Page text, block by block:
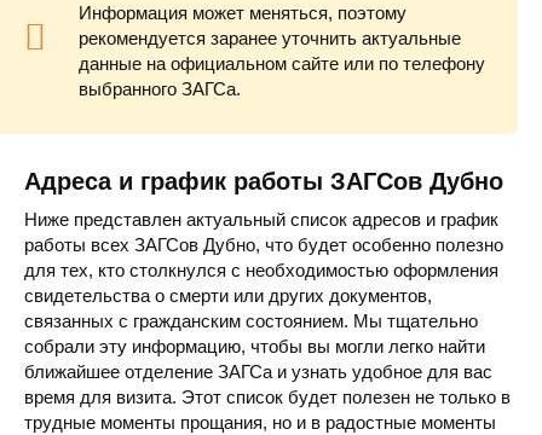
Информация может меняться, поэтому
рекомендуется заранее уточнить актуальные
данные на официальном сайте или по телефону
выбранного ЗАГСа.
Адреса и график работы ЗАГСов Дубно
Ниже представлен актуальный список адресов и график
работы всех ЗАГСов Дубно, что будет особенно полезно
для тех, кто столкнулся с необходимостью оформления
свидетельства о смерти или других документов,
связанных с гражданским состоянием. Мы тщательно
собрали эту информацию, чтобы вы могли легко найти
ближайшее отделение ЗАГСа и узнать удобное для вас
время для визита. Этот список будет полезен не только в
трудные моменты прощания, но и в радостные моменты